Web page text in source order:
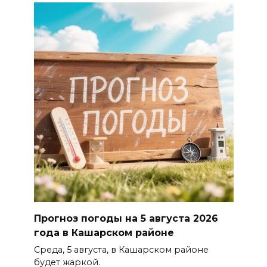
Прогноз погоды на 5 августа 2026
года в Кашарском районе
Среда, 5 августа, в Кашарском районе
будет жаркой.